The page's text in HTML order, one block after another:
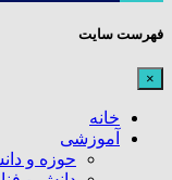
فهرست سایت
×
خانه
آموزشی
حوزه و